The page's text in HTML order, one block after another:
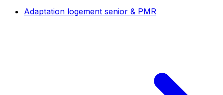
Adaptation logement senior & PMR